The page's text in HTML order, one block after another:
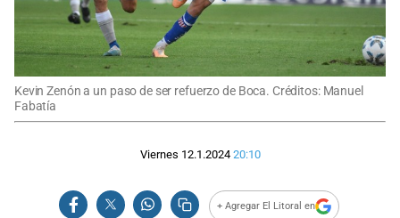
Kevin Zenón a un paso de ser refuerzo de Boca. Créditos: Manuel
Fabatía
Viernes 12.1.2024 20:10
+ Agregar El Litoral en